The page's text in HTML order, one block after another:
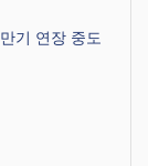
기 연장 중도